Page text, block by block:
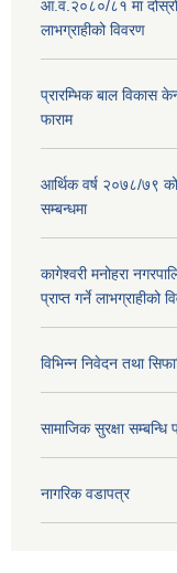
आ.व.२०८०/८१ मा दोस्रो
लाभग्राहीको विवरण
प्रारम्भिक बाल विकास
फाराम
आर्थिक वर्ष २०७८/७९ को
सम्बन्धमा
कागेश्वरी मनोहरा
प्राप्त गर्ने लाभग्राहीको
विभिन्न निवेदन तथा
सामाजिक सुरक्षा सम्बन्धि
नागरिक वडापत्र